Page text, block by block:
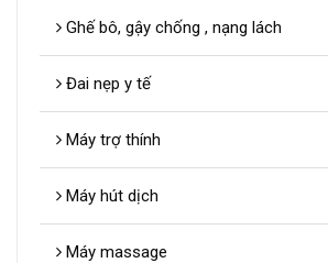
Ghế bô, gậy chống , nạng lách
Đai nẹp y tế
Máy trợ thính
Máy hút dịch
Máy massage